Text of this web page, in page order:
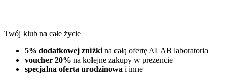
Twój klub na całe życie
5% dodatkowej zniżki na całą ofertę ALAB laboratoria
voucher 20% na kolejne zakupy w prezencie
specjalna oferta urodzinowa i inne